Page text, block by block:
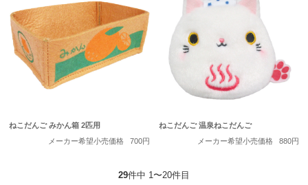
ねこだんご みかん箱 2匹用
メーカー希望小売価格
700円
ねこだんご 温泉ねこだんご
メーカー希望小売価格
880円
29件中 1〜20件目